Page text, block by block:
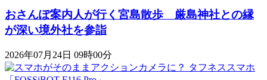
おさんぽ案内人が行く宮島散歩 厳島神社との縁
が深い境外社を参詣
2026年07月24日 09時00分